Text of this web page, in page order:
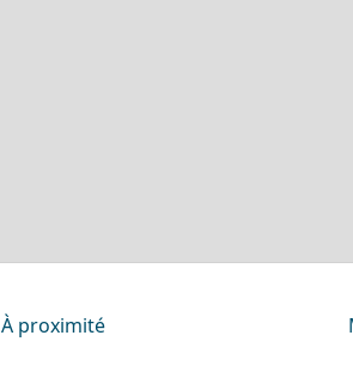
À proximité